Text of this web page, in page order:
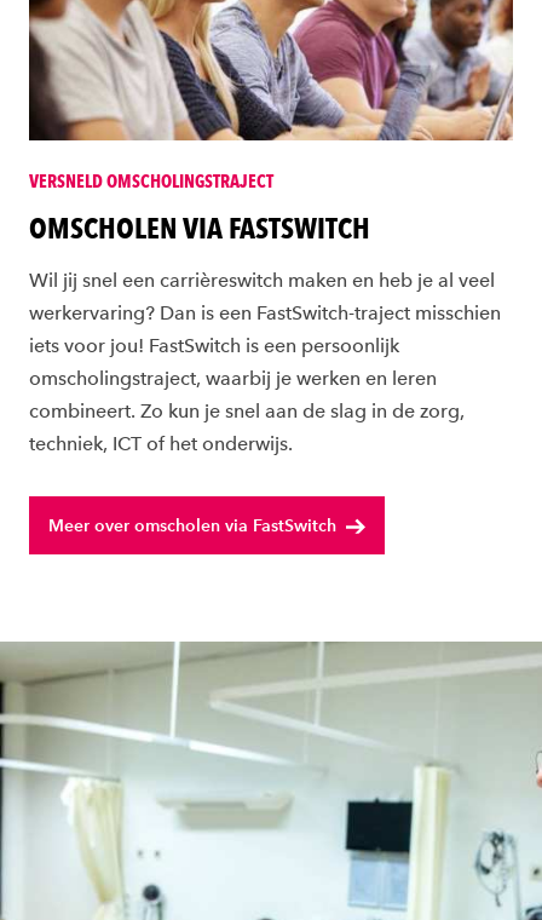
VERSNELD OMSCHOLINGSTRAJECT
OMSCHOLEN VIA FASTSWITCH
Wil jij snel een carrièreswitch maken en heb je al veel
werkervaring? Dan is een FastSwitch-traject misschien
iets voor jou! FastSwitch is een persoonlijk
omscholingstraject, waarbij je werken en leren
combineert. Zo kun je snel aan de slag in de zorg,
techniek, ICT of het onderwijs.
Meer over omscholen via FastSwitch